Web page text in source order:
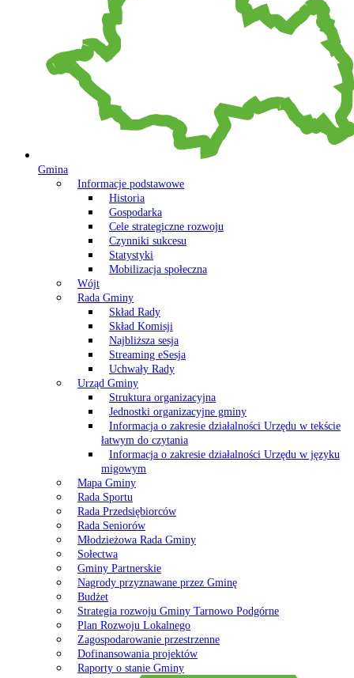
Gmina
Informacje podstawowe
Historia
Gospodarka
Cele strategiczne rozwoju
Czynniki sukcesu
Statystyki
Mobilizacja społeczna
Wójt
Rada Gminy
Skład Rady
Skład Komisji
Najbliższa sesja
Streaming eSesja
Uchwały Rady
Urząd Gminy
Struktura organizacyjna
Jednostki organizacyjne gminy
Informacja o zakresie działalności Urzędu w tekście
łatwym do czytania
Informacja o zakresie działalności Urzędu w języku
migowym
Mapa Gminy
Rada Sportu
Rada Przedsiębiorców
Rada Seniorów
Młodzieżowa Rada Gminy
Sołectwa
Gminy Partnerskie
Nagrody przyznawane przez Gminę
Budżet
Strategia rozwoju Gminy Tarnowo Podgórne
Plan Rozwoju Lokalnego
Zagospodarowanie przestrzenne
Dofinansowania projektów
Raporty o stanie Gminy